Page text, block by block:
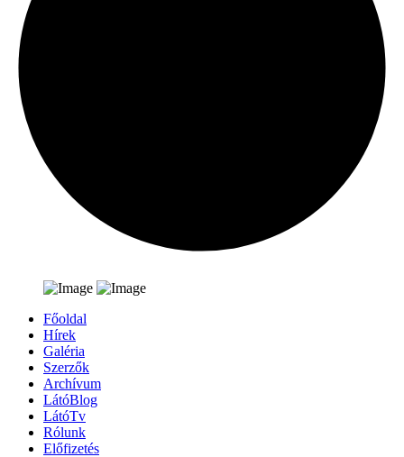
Főoldal
Hírek
Galéria
Szerzők
Archívum
LátóBlog
LátóTv
Rólunk
Előfizetés